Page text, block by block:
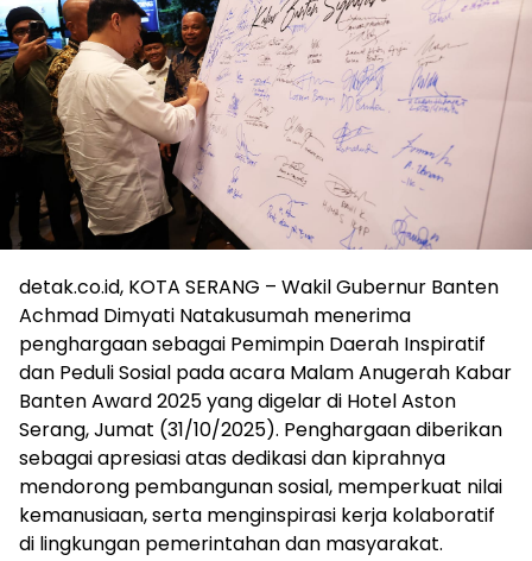
detak.co.id, KOTA SERANG – Wakil Gubernur Banten
Achmad Dimyati Natakusumah menerima
penghargaan sebagai Pemimpin Daerah Inspiratif
dan Peduli Sosial pada acara Malam Anugerah Kabar
Banten Award 2025 yang digelar di Hotel Aston
Serang, Jumat (31/10/2025). Penghargaan diberikan
sebagai apresiasi atas dedikasi dan kiprahnya
mendorong pembangunan sosial, memperkuat nilai
kemanusiaan, serta menginspirasi kerja kolaboratif
di lingkungan pemerintahan dan masyarakat.